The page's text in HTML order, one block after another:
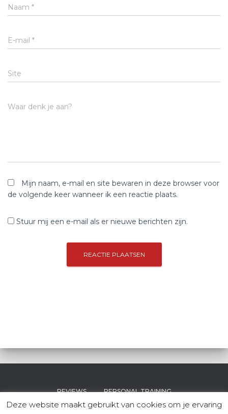
Naam *
E-mail *
Site
Waar denk je aan?
Mijn naam, e-mail en site bewaren in deze browser voor
de volgende keer wanneer ik een reactie plaats.
Stuur mij een e-mail als er nieuwe berichten zijn.
REVIEWS PERSONAL TRAINING
Deze website maakt gebruikt van cookies om je ervaring